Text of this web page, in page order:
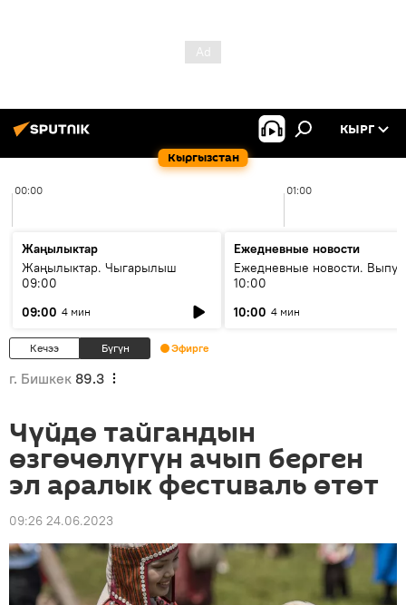
Кыргызстан
КЫРГ
00:00 01:00
Жаңылыктар
Жаңылыктар. Чыгарылыш
09:00
09:00 4 мин
Ежедневные новости
Ежедневные новости.
10:00
10:00 4 мин
Кечээ Бүгүн Эфирге
г. Бишкек 89.3
Чүйдө тайгандын
өзгөчөлүгүн ачып берген
эл аралык фестиваль өтөт
09:26 24.06.2023